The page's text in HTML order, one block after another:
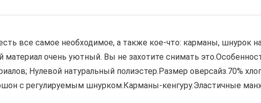
все самое необходимое, а также кое-что: карманы, шнурок
очень уютный. Вы не захотите снимать
Нулевой натуральный полиэстер.Размер оверсайз.70%
с регулируемым шнурком.Карманы-кенгуру.Эластичные